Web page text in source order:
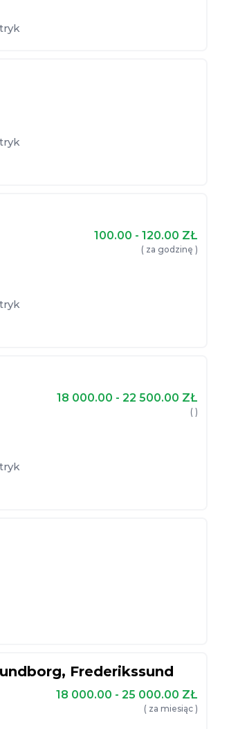
100.00 - 120.00 ZŁ
( za godzinę )
18 000.00 - 22 500.00 ZŁ
( )
Frederikssund
18 000.00 - 25 000.00 ZŁ
( za miesiąc )